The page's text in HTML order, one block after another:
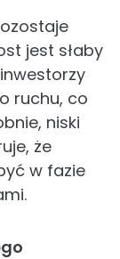
jest słaby
ruchu, co
niski
że
w fazie